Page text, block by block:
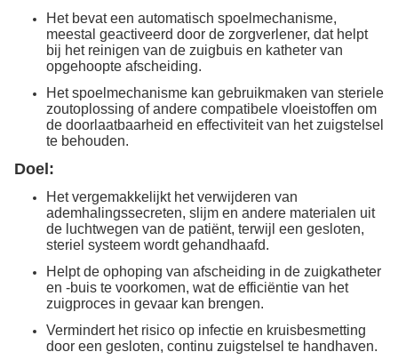
Het bevat een automatisch spoelmechanisme,
meestal geactiveerd door de zorgverlener, dat helpt
bij het reinigen van de zuigbuis en katheter van
opgehoopte afscheiding.
Het spoelmechanisme kan gebruikmaken van steriele
zoutoplossing of andere compatibele vloeistoffen om
de doorlaatbaarheid en effectiviteit van het zuigstelsel
te behouden.
Doel:
Het vergemakkelijkt het verwijderen van
ademhalingssecreten, slijm en andere materialen uit
de luchtwegen van de patiënt, terwijl een gesloten,
steriel systeem wordt gehandhaafd.
Helpt de ophoping van afscheiding in de zuigkatheter
en -buis te voorkomen, wat de efficiëntie van het
zuigproces in gevaar kan brengen.
Vermindert het risico op infectie en kruisbesmetting
door een gesloten, continu zuigstelsel te handhaven.